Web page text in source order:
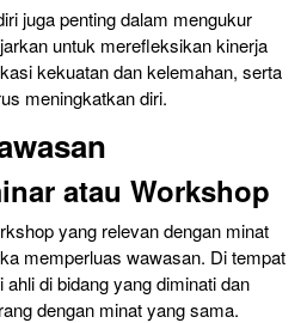
juga penting dalam mengukur
untuk merefleksikan kinerja
kekuatan dan kelemahan, serta
meningkatkan diri.
atau Workshop
yang relevan dengan minat
memperluas wawasan. Di tempat
di bidang yang diminati dan
dengan minat yang sama.